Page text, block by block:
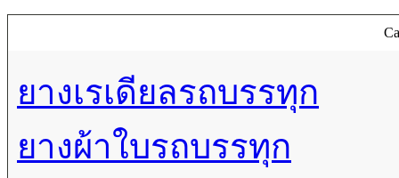
ยางเรเดียลรถบรรทุก
ยางผ้าใบรถบรรทุก